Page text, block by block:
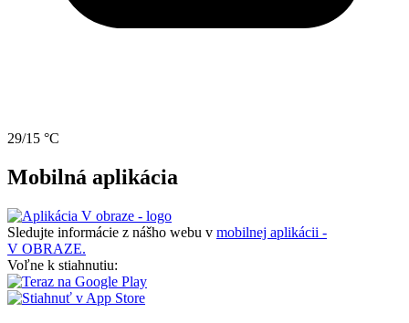
29/15 °C
Mobilná aplikácia
Sledujte informácie z nášho webu v mobilnej aplikácii -
V OBRAZE.
Voľne k stiahnutiu: